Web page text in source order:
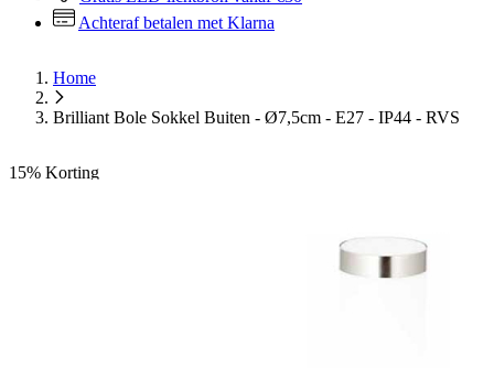
Achteraf betalen met Klarna
Home
Brilliant Bole Sokkel Buiten - Ø7,5cm - E27 - IP44 - RVS
15% Korting